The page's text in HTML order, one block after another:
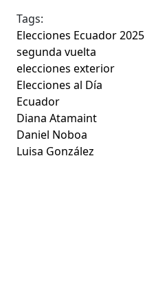
Tags:
Elecciones Ecuador 2025
segunda vuelta
elecciones exterior
Elecciones al Día
Ecuador
Diana Atamaint
Daniel Noboa
Luisa González